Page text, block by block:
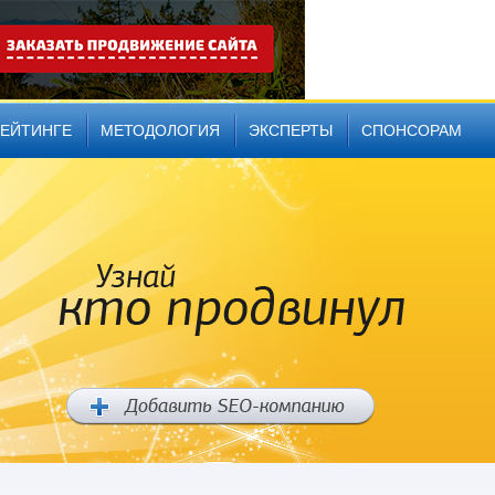
МЕТОДОЛОГИЯ ЭКСПЕРТЫ СПОНСОРАМ